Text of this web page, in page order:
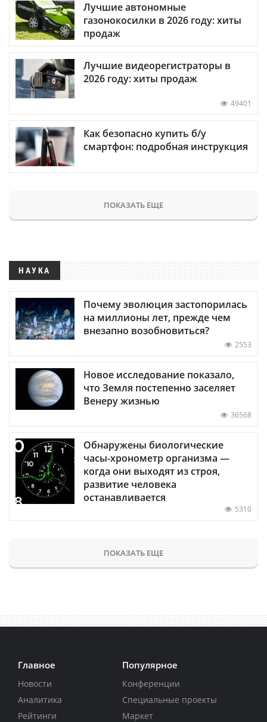
Лучшие автономные
газонокосилки в 2026 году: хиты
продаж
Лучшие видеорегистраторы в
2026 году: хиты продаж
49401
Как безопасно купить б/у
смартфон: подробная инструкция
ПОКАЗАТЬ ЕЩЕ
НАУКА
Почему эволюция застопорилась
на миллионы лет, прежде чем
внезапно возобновиться?
2553
Новое исследование показало,
что Земля постепенно заселяет
Венеру жизнью
36568
Обнаружены биологические
часы-хронометр организма —
когда они выходят из строя,
развитие человека
останавливается
5310
ПОКАЗАТЬ ЕЩЕ
Главное
Новости
Аналитика
Рейтинги
Популярное
Конференции
Специальные проекты
Маркет